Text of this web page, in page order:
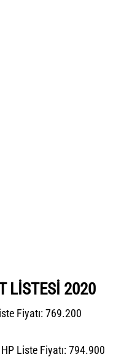
LİSTESİ 2020
Fiyatı: 769.200
Liste Fiyatı: 794.900